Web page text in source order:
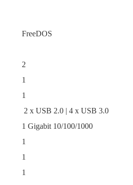
FreeDOS
2
1
1
2 x USB 2.0 | 4 x USB 3.0
1 Gigabit 10/100/1000
1
1
1